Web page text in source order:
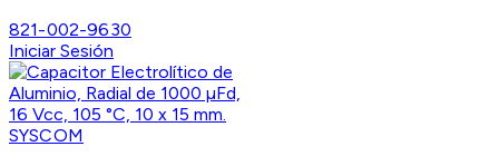
821-002-9630
Iniciar Sesión
SYSCOM